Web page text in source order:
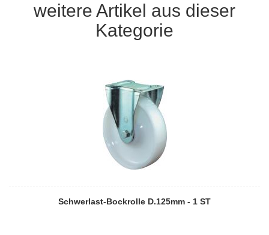
weitere Artikel aus dieser
Kategorie
Schwerlast-Bockrolle D.125mm - 1 ST